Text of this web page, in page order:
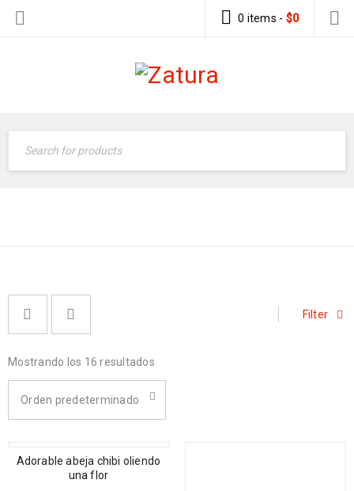
0 items - $0
Filter
Mostrando los 16 resultados
Orden predeterminado
Adorable abeja chibi oliendo
una flor